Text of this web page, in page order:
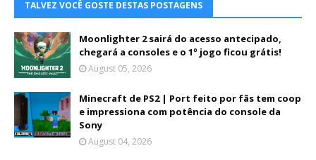
TALVEZ VOCÊ GOSTE DESTAS POSTAGENS
Moonlighter 2 sairá do acesso antecipado,
chegará a consoles e o 1º jogo ficou grátis!
August 05, 2026
Minecraft de PS2 | Port feito por fãs tem coop
e impressiona com potência do console da
Sony
August 04, 2026